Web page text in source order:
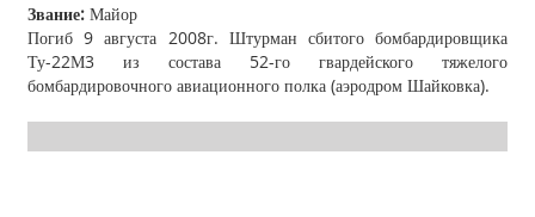
Звание: Майор
Погиб 9 августа 2008г. Штурман сбитого бомбардировщика
Ту-22М3 из состава 52-го гвардейского тяжелого
бомбардировочного авиационного полка (аэродром Шайковка).